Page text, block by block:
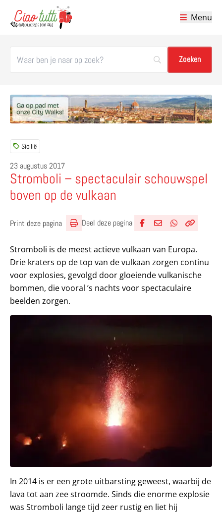
Menu
Sicilië
23 augustus 2017
Stromboli – spectaculair schouwspel
boven op de vulkaan
Print deze pagina Deel deze pagina
Stromboli is de meest actieve vulkaan van Europa.
Drie kraters op de top van de vulkaan zorgen continu
voor explosies, gevolgd door gloeiende vulkanische
bommen, die vooral ’s nachts voor spectaculaire
beelden zorgen.
In 2014 is er een grote uitbarsting geweest, waarbij de
lava tot aan zee stroomde. Sinds die enorme explosie
was Stromboli lange tijd zeer rustig en liet hij